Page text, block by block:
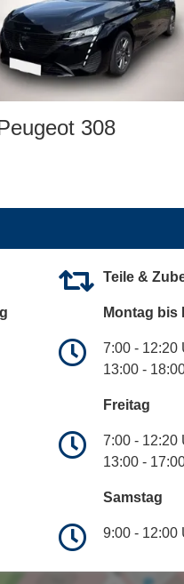
308
Teile &
Montag bis
7:00 - 12:20
13:00 -
Freitag
7:00 - 12:20
13:00 -
Samstag
9:00 - 12:00